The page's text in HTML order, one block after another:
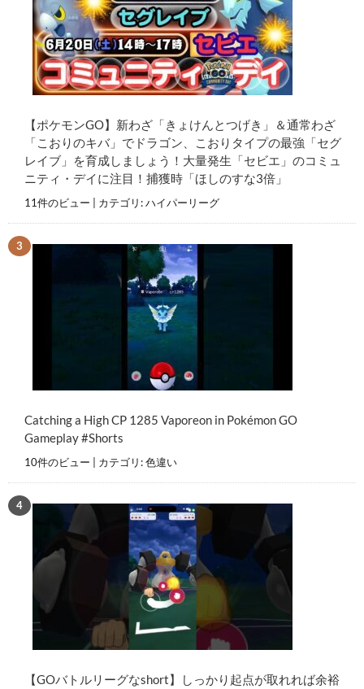
【ポケモンGO】新わざ「きょけんとつげき」＆通常わざ
「こおりのキバ」でドラゴン、こおりタイプの最強「セグ
レイブ」を育成しましょう！大量発生「セビエ」のコミュ
ニティ・デイに注目！捕獲時「ほしのすな3倍」
11件のビュー カテゴリ:ハイパーリーグ
Catching a High CP 1285 Vaporeon in Pokémon GO
Gameplay #Shorts
10件のビュー カテゴリ:色違い
【GOバトルリーグなshort】しっかり起点が取れれば余裕